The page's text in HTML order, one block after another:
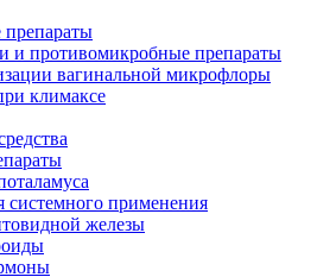
препараты
и противомикробные препараты
вагинальной микрофлоры
климаксе
системного применения
железы